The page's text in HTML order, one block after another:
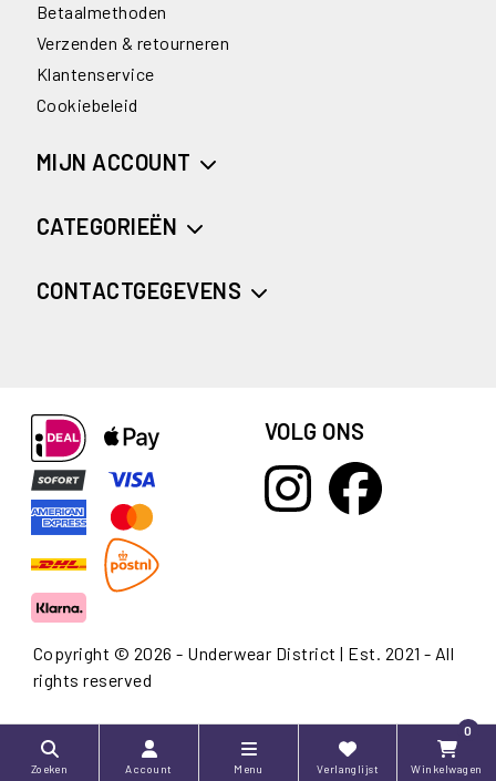
Betaalmethoden
Verzenden & retourneren
Klantenservice
Cookiebeleid
MIJN ACCOUNT
CATEGORIEËN
CONTACTGEGEVENS
VOLG ONS
Copyright © 2026 - Underwear District | Est. 2021 - All
rights reserved
Zoeken Account Menu Verlanglijst
0
Winkelwagen